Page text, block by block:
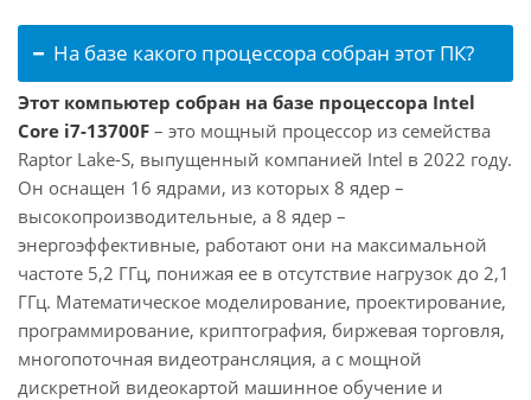
На базе какого процессора собран этот ПК?
Этот компьютер собран на базе процессора Intel
Core i7-13700F – это мощный процессор из семейства
Raptor Lake-S, выпущенный компанией Intel в 2022 году.
Он оснащен 16 ядрами, из которых 8 ядер –
высокопроизводительные, а 8 ядер –
энергоэффективные, работают они на максимальной
частоте 5,2 ГГц, понижая ее в отсутствие нагрузок до 2,1
ГГц. Математическое моделирование, проектирование,
программирование, криптография, биржевая торговля,
многопоточная видеотрансляция, а с мощной
дискретной видеокартой машинное обучение и